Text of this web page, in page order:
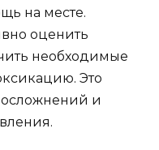
на месте.
оценить
необходимые
Это
осложнений и